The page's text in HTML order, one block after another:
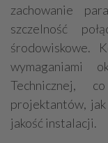
zachowanie
szczelność
środowiskowe.
wymaganiami
Technicznej,
projektantów,
jakość instalacji.